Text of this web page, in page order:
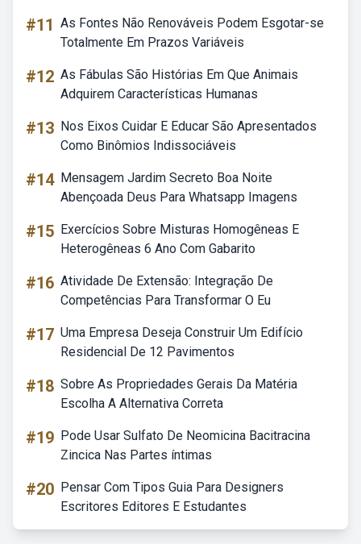
#11 As Fontes Não Renováveis Podem Esgotar-se
Totalmente Em Prazos Variáveis
#12 As Fábulas São Histórias Em Que Animais
Adquirem Características Humanas
#13 Nos Eixos Cuidar E Educar São Apresentados
Como Binômios Indissociáveis
#14 Mensagem Jardim Secreto Boa Noite
Abençoada Deus Para Whatsapp Imagens
#15 Exercícios Sobre Misturas Homogêneas E
Heterogêneas 6 Ano Com Gabarito
#16 Atividade De Extensão: Integração De
Competências Para Transformar O Eu
#17 Uma Empresa Deseja Construir Um Edifício
Residencial De 12 Pavimentos
#18 Sobre As Propriedades Gerais Da Matéria
Escolha A Alternativa Correta
#19 Pode Usar Sulfato De Neomicina Bacitracina
Zincica Nas Partes íntimas
#20 Pensar Com Tipos Guia Para Designers
Escritores Editores E Estudantes